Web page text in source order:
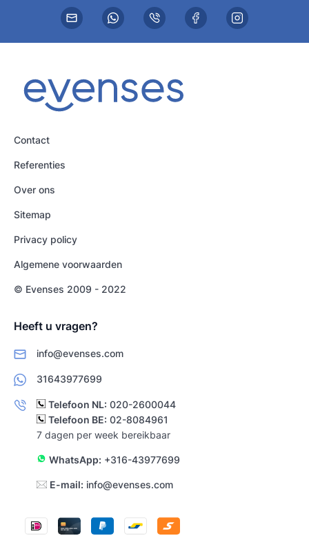
Contact
Referenties
Over ons
Sitemap
Privacy policy
Algemene voorwaarden
© Evenses 2009 - 2022
Heeft u vragen?
info@evenses.com
31643977699
Telefoon NL: 020-2600044
Telefoon BE: 02-8084961
7 dagen per week bereikbaar
WhatsApp: +316-43977699
E-mail: info@evenses.com